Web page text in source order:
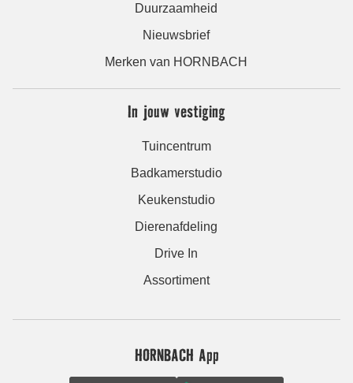
Duurzaamheid
Nieuwsbrief
Merken van HORNBACH
In jouw vestiging
Tuincentrum
Badkamerstudio
Keukenstudio
Dierenafdeling
Drive In
Assortiment
HORNBACH App